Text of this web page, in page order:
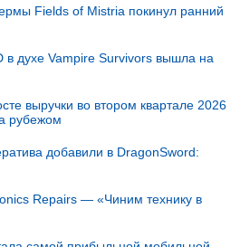
Fields of Mistria покинул ранний
в духе Vampire Survivors вышла на
выручки во втором квартале 2026
рубежом
добавили в DragonSword:
Repairs — «Чиним технику в